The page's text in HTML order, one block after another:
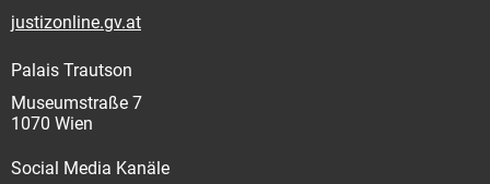
justizonline.gv.at
Palais Trautson
Museumstraße 7
1070 Wien
Social Media Kanäle